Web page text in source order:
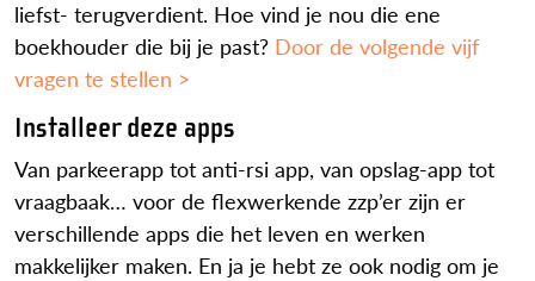
liefst- terugverdient. Hoe vind je nou die ene
boekhouder die bij je past? Door de volgende vijf
vragen te stellen >
Installeer deze apps
Van parkeerapp tot anti-rsi app, van opslag-app tot
vraagbaak… voor de flexwerkende zzp’er zijn er
verschillende apps die het leven en werken
makkelijker maken. En ja je hebt ze ook nodig om je